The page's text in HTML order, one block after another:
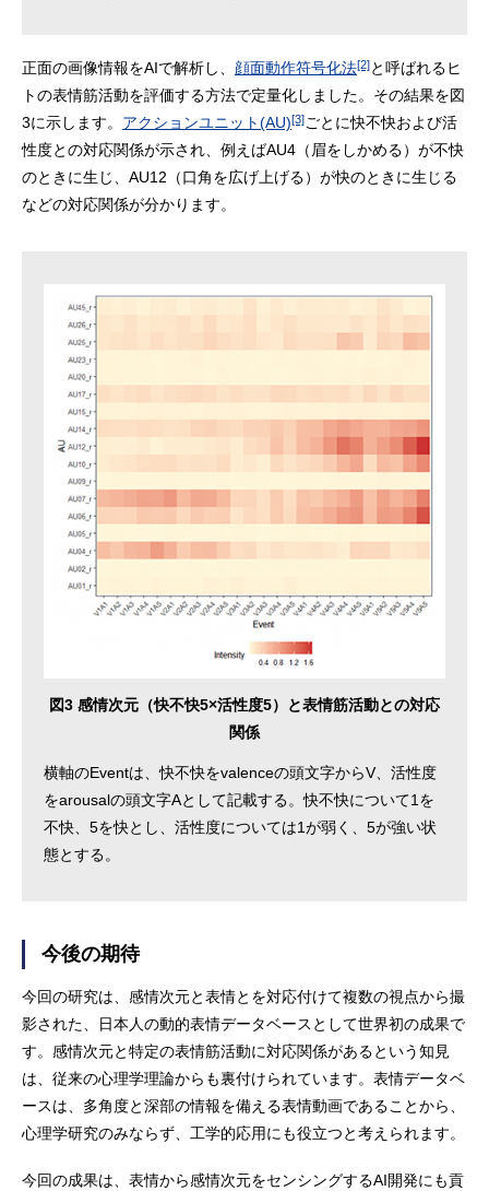
正面の画像情報をAIで解析し、 顔面動作符号化法[2] と呼ばれるヒ
トの表情筋活動を評価する方法で定量化しました。その結果を図
3に示します。 アクションユニット(AU)[3]ごとに快不快および活
性度との対応関係が示され、例えばAU4（眉をしかめる）が不快
のときに生じ、AU12（口角を広げ上げる）が快のときに生じる
などの対応関係が分かります。
図3 感情次元（快不快5×活性度5）と表情筋活動との対応
関係
横軸のEventは、快不快をvalenceの頭文字からV、活性度
をarousalの頭文字Aとして記載する。快不快について1を
不快、5を快とし、活性度については1が弱く、5が強い状
態とする。
今後の期待
今回の研究は、感情次元と表情とを対応付けて複数の視点から撮
影された、日本人の動的表情データベースとして世界初の成果で
す。感情次元と特定の表情筋活動に対応関係があるという知見
は、従来の心理学理論からも裏付けられています。表情データベ
ースは、多角度と深部の情報を備える表情動画であることから、
心理学研究のみならず、工学的応用にも役立つと考えられます。
今回の成果は、表情から感情次元をセンシングするAI開発にも貢